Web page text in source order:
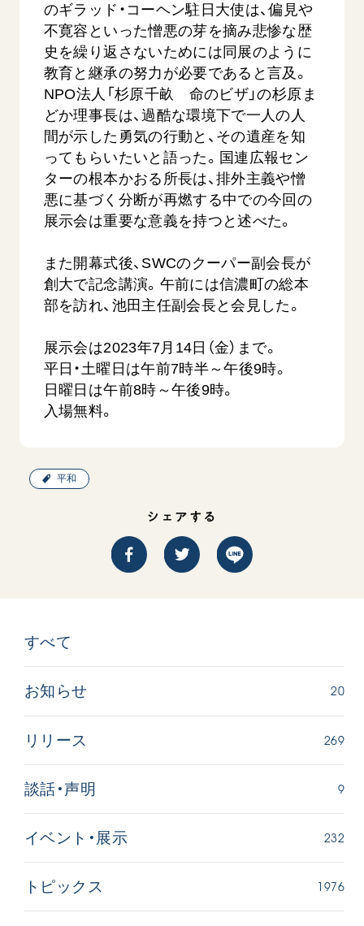
のギラッド・コーヘン駐日大使は、偏見や
不寛容といった憎悪の芽を摘み悲惨な歴
史を繰り返さないためには同展のように
教育と継承の努力が必要であると言及。
NPO法人「杉原千畝 命のビザ」の杉原ま
どか理事長は、過酷な環境下で一人の人
間が示した勇気の行動と、その遺産を知
ってもらいたいと語った。国連広報セン
ターの根本かおる所長は、排外主義や憎
悪に基づく分断が再燃する中での今回の
展示会は重要な意義を持つと述べた。
また開幕式後、SWCのクーパー副会長が
創大で記念講演。午前には信濃町の総本
部を訪れ、池田主任副会長と会見した。
展示会は2023年7月14日（金）まで。
平日・土曜日は午前7時半～午後9時。
日曜日は午前8時～午後9時。
入場無料。
平和
シェアする
すべて
お知らせ 20
リリース 269
談話・声明 9
イベント・展示 232
トピックス 1976